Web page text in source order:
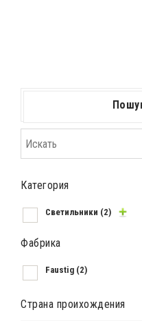
Категория
Светильники (2)
Фабрика
Faustig (2)
Страна проихождения